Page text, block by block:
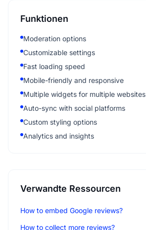
Funktionen
Moderation options
Customizable settings
Fast loading speed
Mobile-friendly and responsive
Multiple widgets for multiple websites
Auto-sync with social platforms
Custom styling options
Analytics and insights
Verwandte Ressourcen
How to embed Google reviews?
How to collect more reviews?